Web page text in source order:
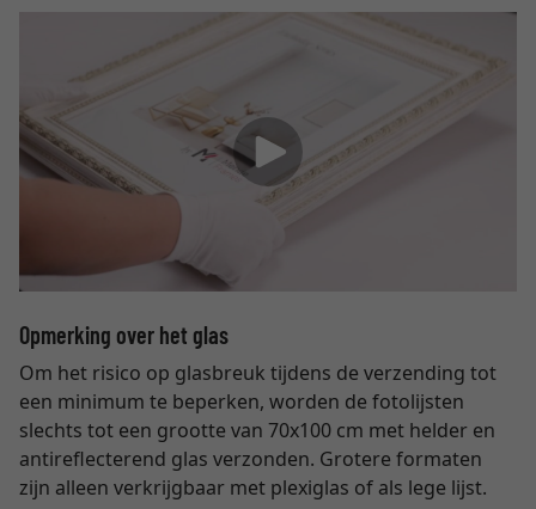
Opmerking over het glas
Om het risico op glasbreuk tijdens de verzending tot
een minimum te beperken, worden de fotolijsten
slechts tot een grootte van 70x100 cm met helder en
antireflecterend glas verzonden. Grotere formaten
zijn alleen verkrijgbaar met plexiglas of als lege lijst.